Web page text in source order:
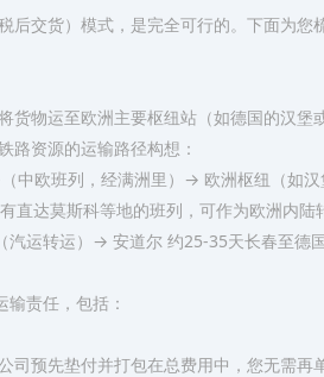
后交货）模式，是完全可行的。下面为您
物运至欧洲主要枢纽站（如德国的汉堡
路资源的运输路径构想：
中欧班列，经满洲里）→ 欧洲枢纽（如
达莫斯科等地的班列，可作为欧洲内陆
运转运）→ 安道尔 约25-35天长春至德
责任，包括：
预先垫付并打包在总费用中，您无需再